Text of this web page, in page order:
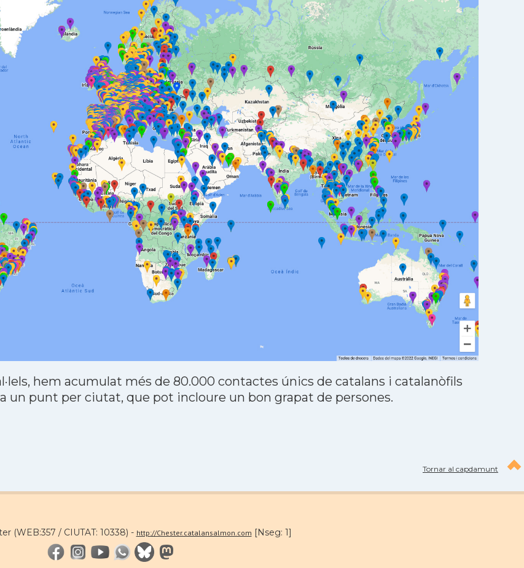
hem acumulat més de 80.000 contactes únics de catalans i catalanòfils
un punt per ciutat, que pot incloure un bon grapat de persones.
Tornar al capdamunt
(WEB:357 / CIUTAT: 10338) - http://Chester.catalansalmon.com [Nseg: 1]